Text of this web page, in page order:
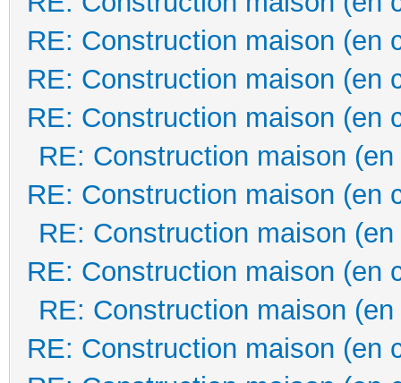
RE: Construction maison (en
RE: Construction maison (en
RE: Construction maison (en
RE: Construction maison
RE: Construction maison (en
RE: Construction maison
RE: Construction maison (en
RE: Construction maison
RE: Construction maison (en